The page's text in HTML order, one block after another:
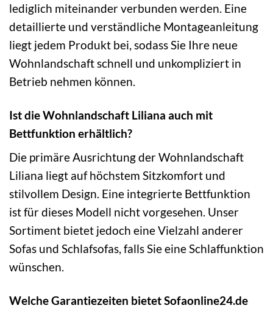
lediglich miteinander verbunden werden. Eine
detaillierte und verständliche Montageanleitung
liegt jedem Produkt bei, sodass Sie Ihre neue
Wohnlandschaft schnell und unkompliziert in
Betrieb nehmen können.
Ist die Wohnlandschaft Liliana auch mit
Bettfunktion erhältlich?
Die primäre Ausrichtung der Wohnlandschaft
Liliana liegt auf höchstem Sitzkomfort und
stilvollem Design. Eine integrierte Bettfunktion
ist für dieses Modell nicht vorgesehen. Unser
Sortiment bietet jedoch eine Vielzahl anderer
Sofas und Schlafsofas, falls Sie eine Schlaffunktion
wünschen.
Welche Garantiezeiten bietet Sofaonline24.de